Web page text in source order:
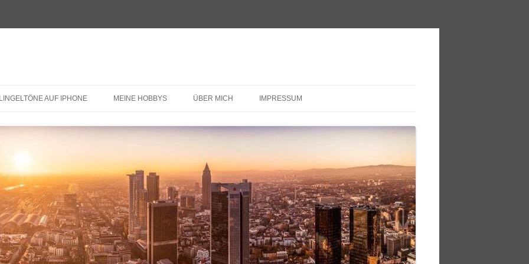
AUF IPHONE MEINE HOBBYS ÜBER MICH IMPRESSUM